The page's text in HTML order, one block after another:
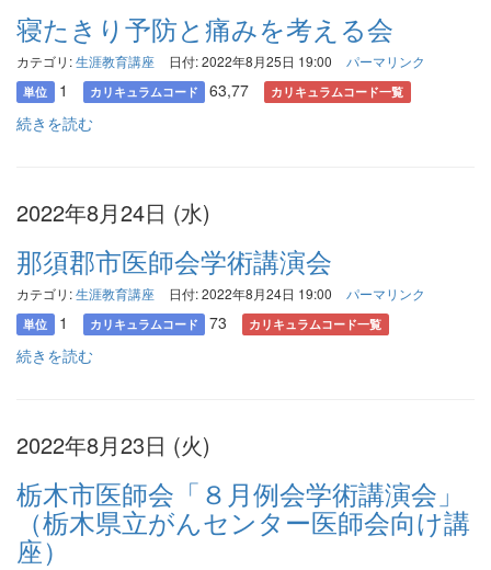
寝たきり予防と痛みを考える会
カテゴリ:生涯教育講座 日付: 2022年8月25日 19:00 パーマリンク
単位 1 カリキュラムコード 63,77 カリキュラムコード一覧
続きを読む
2022年8月24日 (水)
那須郡市医師会学術講演会
カテゴリ:生涯教育講座 日付: 2022年8月24日 19:00 パーマリンク
単位 1 カリキュラムコード 73 カリキュラムコード一覧
続きを読む
2022年8月23日 (火)
栃木市医師会「８月例会学術講演会」
（栃木県立がんセンター医師会向け講
座）